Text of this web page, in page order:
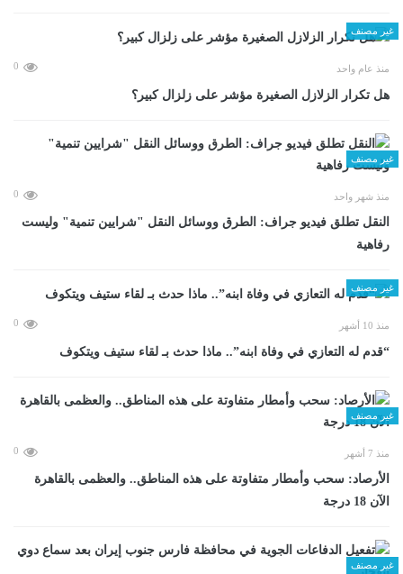
غير مصنف
منذ عام واحد 0
هل تكرار الزلازل الصغيرة مؤشر على زلزال كبير؟
غير مصنف
منذ شهر واحد 0
​النقل تطلق فيديو جراف: الطرق ووسائل النقل "شرايين تنمية" وليست
رفاهية
غير مصنف
منذ 10 أشهر 0
“قدم له التعازي في وفاة ابنه”.. ماذا حدث بـ لقاء ستيف ويتكوف
غير مصنف
منذ 7 أشهر 0
الأرصاد: سحب وأمطار متفاوتة على هذه المناطق.. والعظمى بالقاهرة
الآن 18 درجة
غير مصنف